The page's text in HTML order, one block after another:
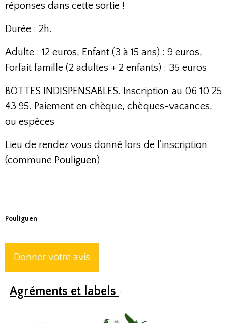
réponses dans cette sortie !
Durée : 2h.
Adulte : 12 euros, Enfant (3 à 15 ans) : 9 euros,
Forfait famille (2 adultes + 2 enfants) : 35 euros
BOTTES INDISPENSABLES. Inscription au 06 10 25
43 95. Paiement en chèque, chèques-vacances,
ou espèces
Lieu de rendez vous donné lors de l'inscription
(commune Pouliguen)
Pouliguen
Donner votre avis
Agréments et labels :